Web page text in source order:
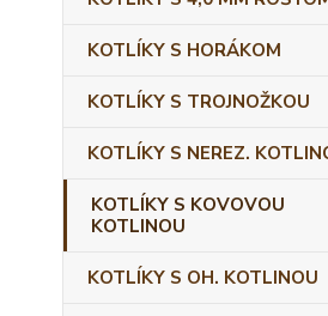
KOTLÍKY S HORÁKOM
KOTLÍKY S TROJNOŽKOU
KOTLÍKY S NEREZ.
KOTLÍKY S KOVOVOU
KOTLINOU
KOTLÍKY S OH. KOTLINOU